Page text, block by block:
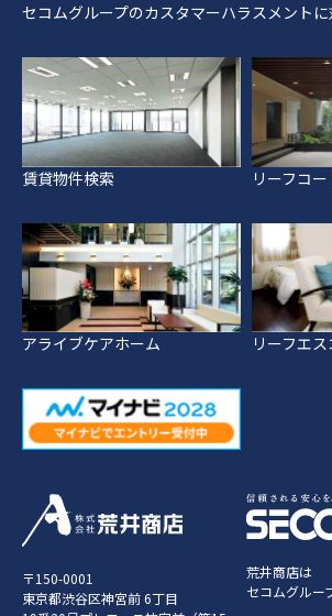
セコムグループのカスタマーハラスメント
賃貸物件検索 リーフコ
アライブケアホーム リーフエ
〒150-0001
東京都渋谷区神宮前 6丁目
荒井商店は
セコムグルー